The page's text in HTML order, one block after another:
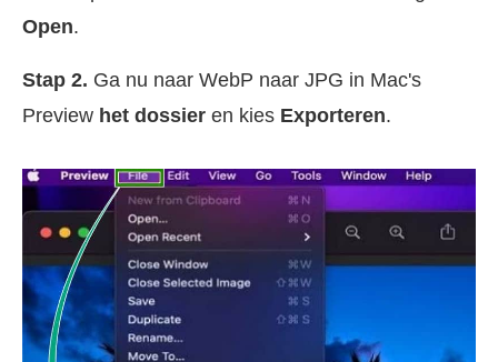
Open.
Stap 2. Ga nu naar WebP naar JPG in Mac's
Preview het dossier en kies Exporteren.